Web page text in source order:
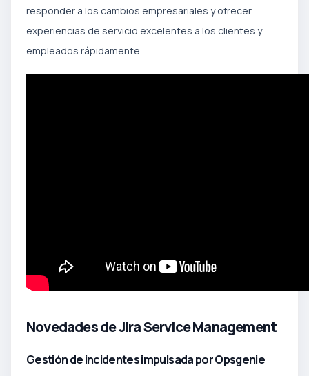
responder a los cambios empresariales y ofrecer
experiencias de servicio excelentes a los clientes y
empleados rápidamente.
Novedades de Jira Service Management
Gestión de incidentes impulsada por Opsgenie